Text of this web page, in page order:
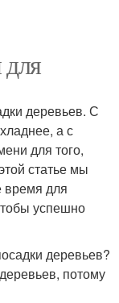
деревьев. С
а с
для того,
статье мы
время для
успешно
деревьев?
потому